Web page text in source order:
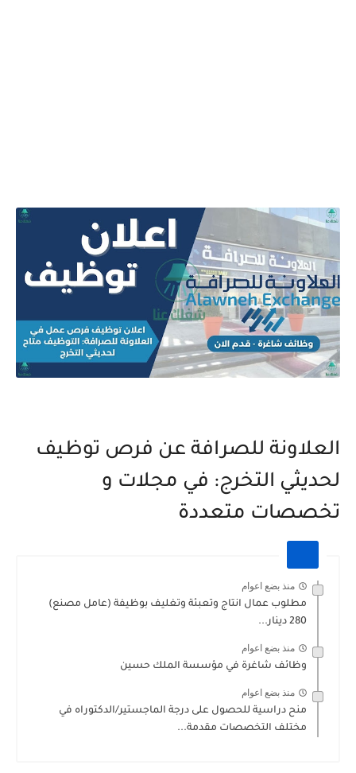
العلاونة للصرافة عن فرص توظيف
لحديثي التخرج: في مجلات و
تخصصات متعددة
منذ بضع اعوام
مطلوب عمال انتاج وتعبئة وتغليف بوظيفة (عامل مصنع)
280 دينار...
منذ بضع اعوام
وظائف شاغرة في مؤسسة الملك حسين
منذ بضع اعوام
منح دراسية للحصول على درجة الماجستير/الدكتوراه في
مختلف التخصصات مقدمة...